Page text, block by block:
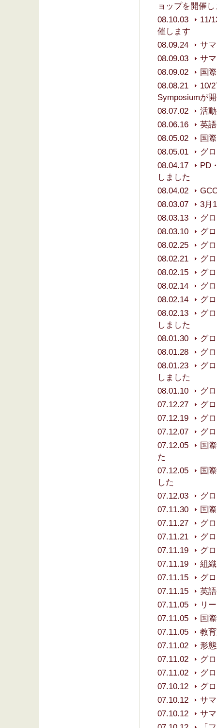
ョップを開催
08.10.03
11/
催します
08.09.24
サ
08.09.03
サ
08.09.02
国
08.08.21
10/
Symposiumが
08.07.02
活
08.06.16
英
08.05.02
国
08.05.01
グ
08.04.17
PD
しました
08.04.02
08.03.07
3月
08.03.13
グ
08.03.10
グ
08.02.25
グ
08.02.21
グ
08.02.15
グ
08.02.14
グ
08.02.14
グ
08.02.13
グ
しました
08.01.30
グ
08.01.28
グ
08.01.23
グ
しました
08.01.10
グ
07.12.27
グ
07.12.19
グ
07.12.07
グ
07.12.05
国
た
07.12.05
国
した
07.12.03
グ
07.11.30
国
07.11.27
グ
07.11.21
グ
07.11.19
グ
07.11.19
組
07.11.15
グ
07.11.15
英
07.11.05
リ
07.11.05
国
07.11.05
教
07.11.02
形
07.11.02
グ
07.11.02
グ
07.10.12
グ
07.10.12
サ
07.10.12
サ